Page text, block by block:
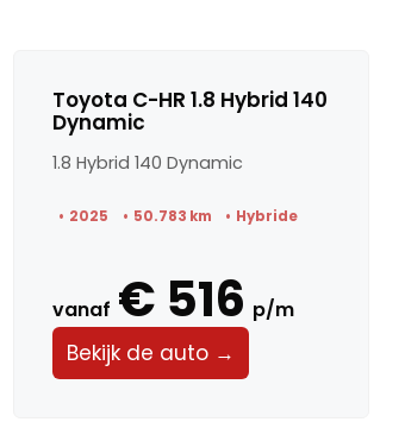
Toyota C-HR 1.8 Hybrid 140
Dynamic
1.8 Hybrid 140 Dynamic
2025 50.783 km Hybride
vanaf € 516 p/m
Bekijk de auto →